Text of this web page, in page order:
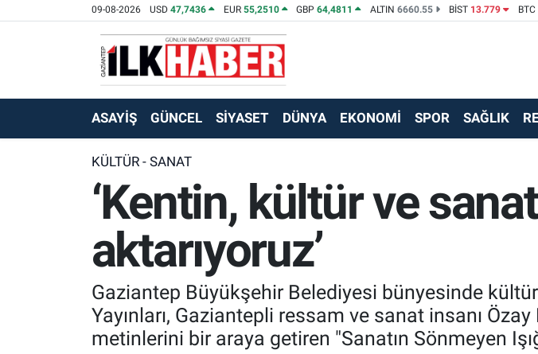
09-08-2026 USD47,7436 EUR 55,2510 GBP64,4811 ALTIN 6660.55 BİST 13.779 BTC
ASAYİŞ GÜNCEL SİYASET DÜNYA EKONOMİ SPOR SAĞLIK
KÜLTÜR - SANAT
‘Kentin, kültür ve
aktarıyoruz’
Gaziantep Büyükşehir Belediyesi bünyesinde
Yayınları, Gaziantepli ressam ve sanat insanı Özay
metinlerini bir araya getiren "Sanatın Sönmeyen
EKONOMİ
SİYASET
SAĞLIK
TEKNOLOJİ
EĞİTİM
KÜLTÜR - SANAT
Beyoğlu Hava Durumu
Beyoğlu Trafik Yoğunluk Haritası
Süper Lig Puan Durumu ve Fikstür
Tüm Manşetler
Son Dakika Haberleri
Haber Arşivi